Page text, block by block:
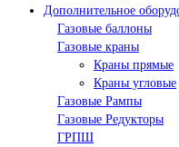
Дополнительное
Газовые баллоны
Газовые краны
Краны прямые
Краны угловые
Газовые Рампы
Газовые Редукторы
ГРПШ